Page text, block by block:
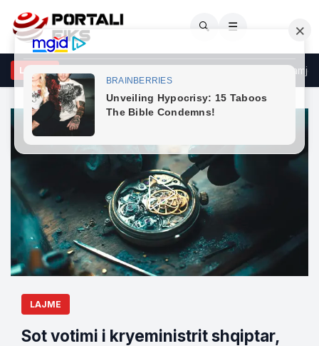
🔍 ☰
LAJME
misterioze mbi zona të banuara, Pentagoni publikon pamje të
LAJME
Sot votimi i kryeministrit shqiptar,